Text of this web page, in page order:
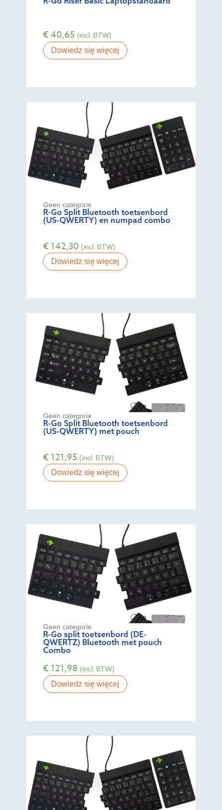
€40,65 (incl. BTW)
Dowiedz się więcej
Geen categorie
R-Go Split Bluetooth toetsenbord
(US-QWERTY) en numpad combo
€142,30 (incl. BTW)
Dowiedz się więcej
Geen categorie
R-Go Split Bluetooth toetsenbord
(US-QWERTY) met pouch
€121,95 (incl. BTW)
Dowiedz się więcej
Geen categorie
R-Go split toetsenbord (DE-
QWERTZ) Bluetooth met pouch
Combo
€121,98 (incl. BTW)
Dowiedz się więcej